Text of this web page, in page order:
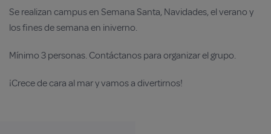
Se realizan campus en Semana Santa, Navidades, el verano y
los fines de semana en iniverno.
Mínimo 3 personas. Contáctanos para organizar el grupo.
¡Crece de cara al mar y vamos a divertirnos!